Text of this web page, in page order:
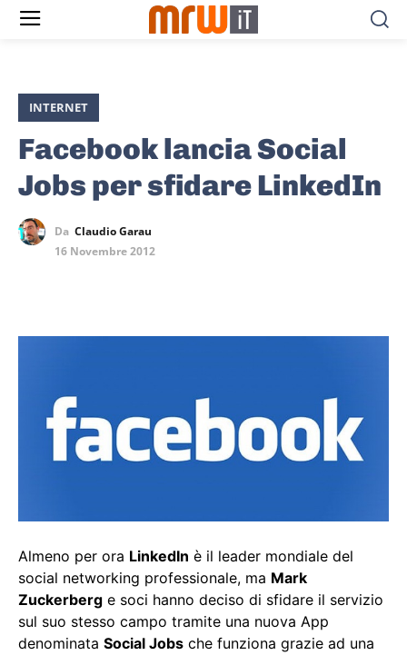
INTERNET
Facebook lancia Social
Jobs per sfidare LinkedIn
Da Claudio Garau
16 Novembre 2012
Almeno per ora LinkedIn è il leader mondiale del
social networking professionale, ma Mark
Zuckerberg e soci hanno deciso di sfidare il servizio
sul suo stesso campo tramite una nuova App
denominata Social Jobs che funziona grazie ad una